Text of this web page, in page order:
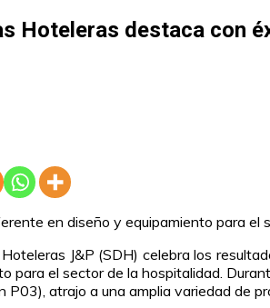
Hoteleras destaca con
en diseño y equipamiento para el
J&P (SDH) celebra los
para el sector de la hospitalidad.
atrajo a una amplia variedad de